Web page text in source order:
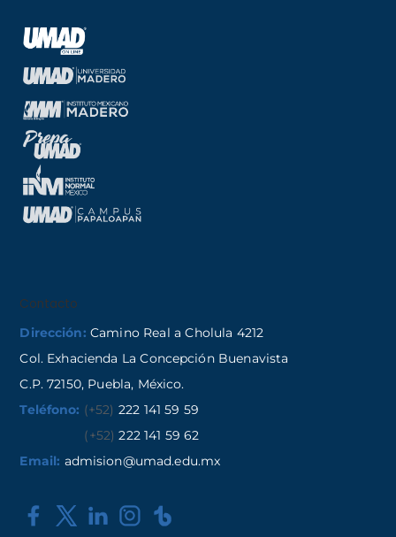
Contacto
Dirección: Camino Real a Cholula 4212
Col. Exhacienda La Concepción Buenavista
C.P. 72150, Puebla, México.
Teléfono: (+52) 222 141 59 59
(+52) 222 141 59 62
Email: admision@umad.edu.mx